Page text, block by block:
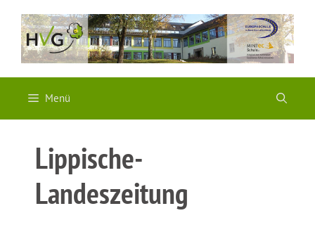
Inhalt
springen
Menü
Lippische-
Landeszeitung